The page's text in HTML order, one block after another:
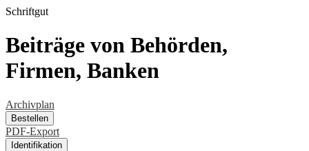
Schriftgut
Beiträge von Behörden,
Firmen, Banken
Archivplan
Bestellen
PDF-Export
Identifikation